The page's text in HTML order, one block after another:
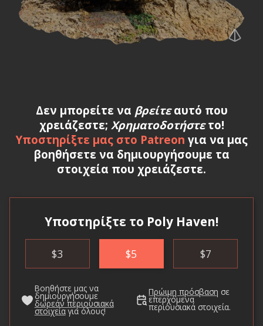
Δεν μπορείτε να βρείτεαυτό που
χρειάζεστε; Χρηματοδοτήστετο!
Υποστηρίξτε μας στο Patreon για να μας
βοηθήσετε να δημιουργήσουμε τα
στοιχεία που χρειάζεστε.
Υποστηρίξτε το Poly Haven!
$3 $5 $7
Βοηθήστε μας να
δημιουργήσουμε
δωρεάν περιουσιακά
στοιχείαγια όλους!
Πρώιμη πρόσβαση σε
επερχόμενα
περιουσιακά στοιχεία.